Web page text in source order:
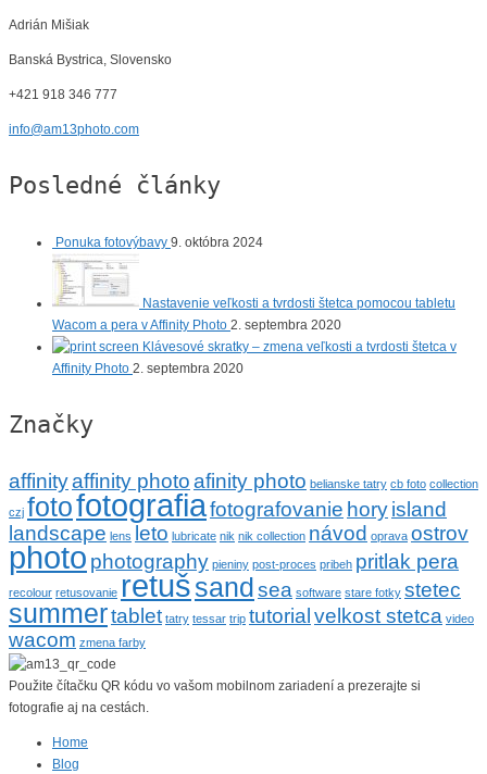
Adrián Mišiak
Banská Bystrica, Slovensko
+421 918 346 777
info@am13photo.com
Posledné články
Ponuka fotovýbavy 9. októbra 2024
Nastavenie veľkosti a tvrdosti štetca pomocou tabletu
Wacom a pera v Affinity Photo 2. septembra 2020
Klávesové skratky – zmena veľkosti a tvrdosti štetca v
Affinity Photo 2. septembra 2020
Značky
affinityaffinity photoafinity photo belianske tatry cb foto collection
czj fotofotografiafotografovanie horyisland
landscape lens leto lubricate nik nik collection návod oprava ostrov
photo photography pieniny post-proces pribeh pritlak pera
recolour retusovanie retušsand sea software stare fotky stetec
summertablet tatry tessar trip tutorial velkost stetca video
wacom zmena farby
Použite čítačku QR kódu vo vašom mobilnom zariadení a prezerajte si
fotografie aj na cestách.
Home
Blog